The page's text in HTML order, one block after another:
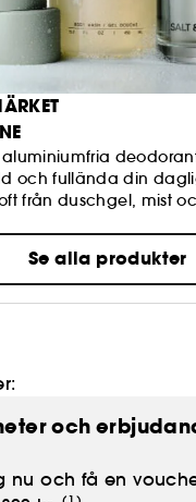
och fullända din
från duschgel, mist
Se alla produkter
och
nu och få en